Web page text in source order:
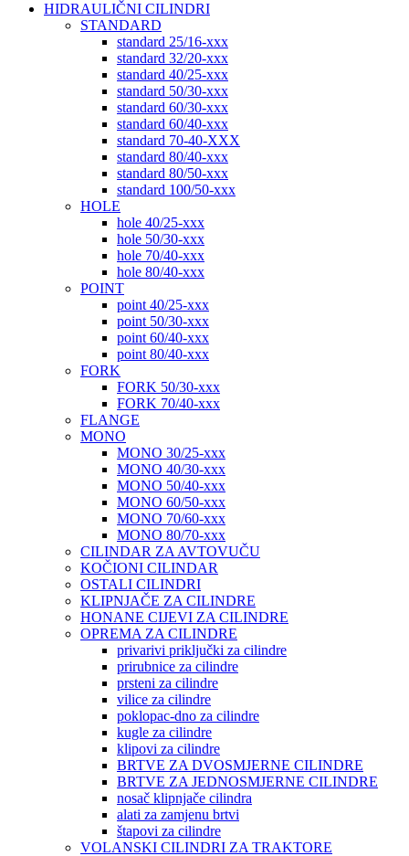
HIDRAULIČNI CILINDRI
STANDARD
standard 25/16-xxx
standard 32/20-xxx
standard 40/25-xxx
standard 50/30-xxx
standard 60/30-xxx
standard 60/40-xxx
standard 70-40-XXX
standard 80/40-xxx
standard 80/50-xxx
standard 100/50-xxx
HOLE
hole 40/25-xxx
hole 50/30-xxx
hole 70/40-xxx
hole 80/40-xxx
POINT
point 40/25-xxx
point 50/30-xxx
point 60/40-xxx
point 80/40-xxx
FORK
FORK 50/30-xxx
FORK 70/40-xxx
FLANGE
MONO
MONO 30/25-xxx
MONO 40/30-xxx
MONO 50/40-xxx
MONO 60/50-xxx
MONO 70/60-xxx
MONO 80/70-xxx
CILINDAR ZA AVTOVUČU
KOČIONI CILINDAR
OSTALI CILINDRI
KLIPNJAČE ZA CILINDRE
HONANE CIJEVI ZA CILINDRE
OPREMA ZA CILINDRE
privarivi priključki za cilindre
prirubnice za cilindre
prsteni za cilindre
vilice za cilindre
poklopac-dno za cilindre
kugle za cilindre
klipovi za cilindre
BRTVE ZA DVOSMJERNE CILINDRE
BRTVE ZA JEDNOSMJERNE CILINDRE
nosač klipnjače cilindra
alati za zamjenu brtvi
štapovi za cilindre
VOLANSKI CILINDRI ZA TRAKTORE